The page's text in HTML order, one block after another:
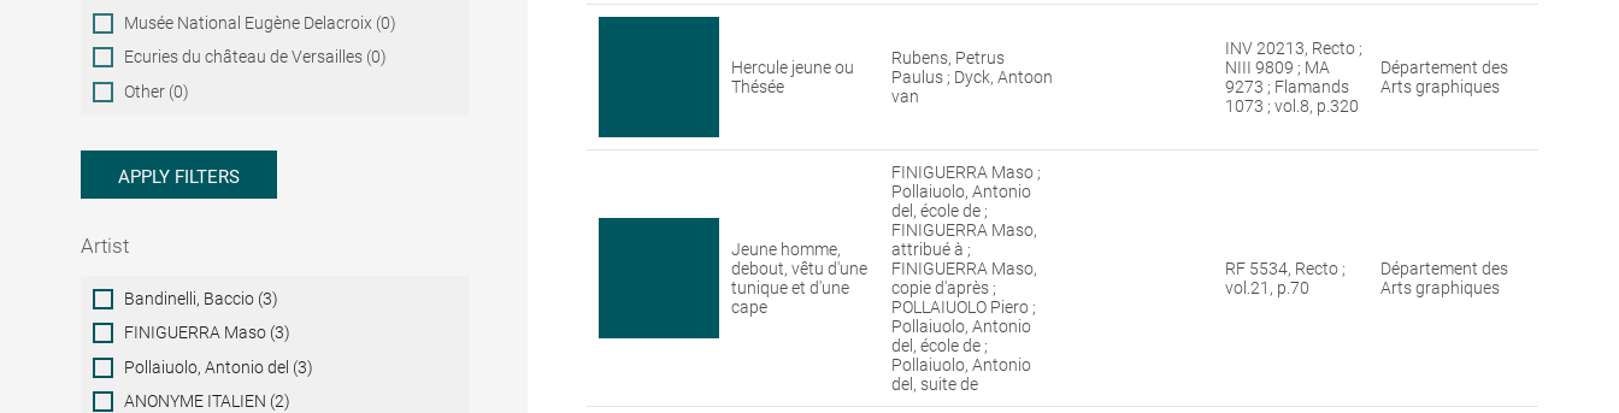
Musée National Eugène Delacroix (0)
Ecuries du château de Versailles (0)
Other (0)
APPLY FILTERS
Artist
ArtistBandinelli, Baccio (3)
FINIGUERRA Maso (3)
Pollaiuolo, Antonio del (3)
ANONYME ITALIEN (2)
Hercule jeune ou
Thésée
Rubens, Petrus
Paulus ; Dyck, Antoon
van
INV 20213, Recto ;
NIII 9809 ; MA
9273 ; Flamands
1073 ; vol.8, p.320
Département des
Arts graphiques
Jeune homme,
debout, vêtu d'une
tunique et d'une
cape
FINIGUERRA Maso ;
Pollaiuolo, Antonio
del, école de ;
FINIGUERRA Maso,
attribué à ;
FINIGUERRA Maso,
copie d'après ;
POLLAIUOLO Piero ;
Pollaiuolo, Antonio
del, école de ;
Pollaiuolo, Antonio
del, suite de
RF 5534, Recto ;
vol.21, p.70
Département des
Arts graphiques